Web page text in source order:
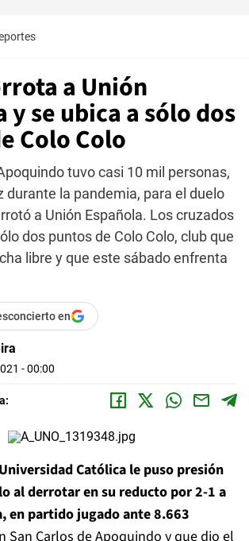
a Unión
y se ubica a sólo dos
Colo Colo
tuvo casi 10 mil personas,
durante la pandemia, para el duelo
a Unión Española. Los cruzados
dos puntos de Colo Colo, club que
libre y que este sábado enfrenta
en
- 00:00
Católica le puso presión
al derrotar en su reducto por 2-1 a
en partido jugado ante 8.663
San Carlos de Apoquindo y que dio el